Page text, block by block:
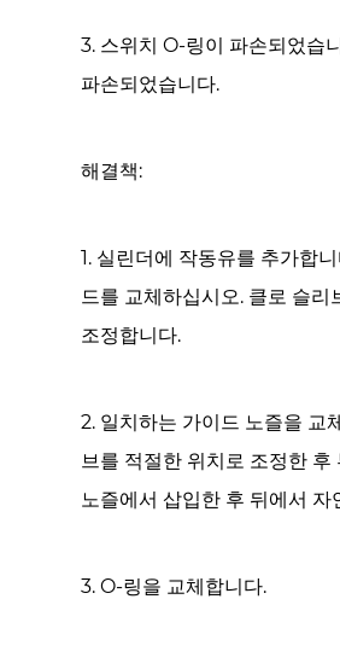
3. 스위치 O-링이 파손되었습
파손되었습니다.
해결책:
1. 실린더에 작동유를 추가합
드를 교체하십시오. 클로 슬리
조정합니다.
2. 일치하는 가이드 노즐을 교
브를 적절한 위치로 조정한 후
노즐에서 삽입한 후 뒤에서 자
3. O-링을 교체합니다.